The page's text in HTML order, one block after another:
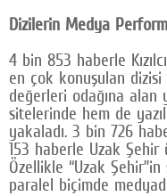
© 2026 TÜM HAKLARI SAKLIDIR
Dizilerin Medya
4 bin 853 haberle
en çok konuşulan
değerleri odağına alan
sitelerinde hem de
yakaladı. 3 bin 726
153 haberle Uzak Şehir
Özellikle “Uzak
paralel biçimde